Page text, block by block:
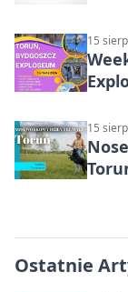
15
15
Ostatnie